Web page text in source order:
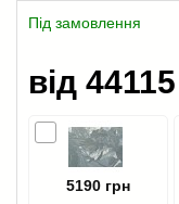
Під замовлення
від
5190 грн